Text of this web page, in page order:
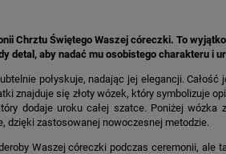
Chrztu Świętego Waszej córeczki. To
detal, aby nadać mu osobistego charakteru i
połyskuje, nadając jej elegancji.
znajduje się złoty wózek, który symbolizuje
dodaje uroku całej szatce. Poniżej wózka
dzięki zastosowanej nowoczesnej metodzie.
Waszej córeczki podczas ceremonii, ale